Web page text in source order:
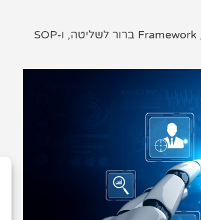
המאמר הזה מרכז תהליך עבודה שיטתי, מבני חשבון מומלצים, Framework ברור לשליטה, ו-SOP